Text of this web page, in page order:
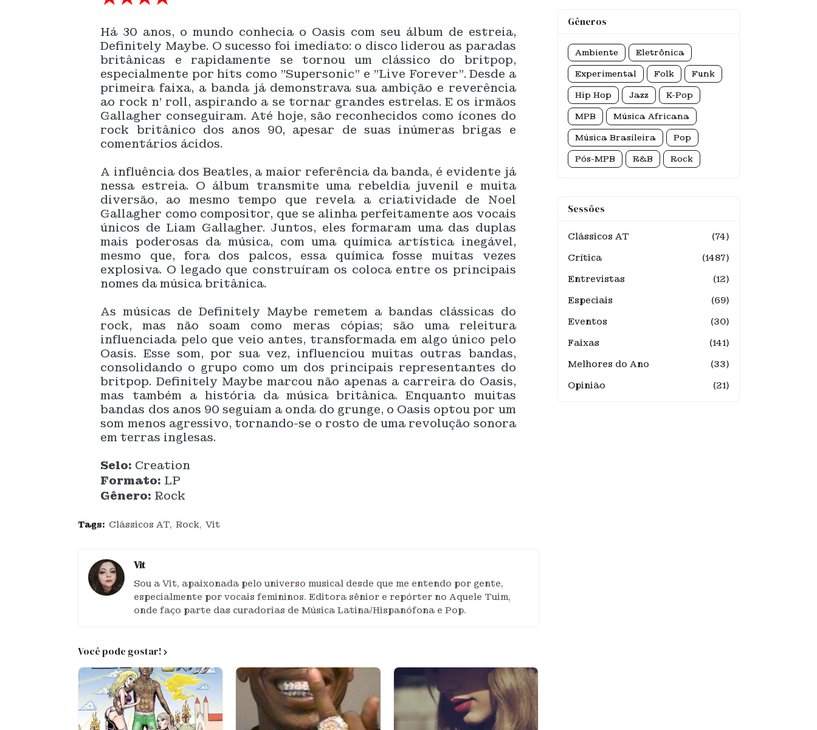
Há 30 anos, o mundo conhecia o Oasis com seu álbum de estreia,
Definitely Maybe. O sucesso foi imediato: o disco liderou as paradas
britânicas e rapidamente se tornou um clássico do britpop,
especialmente por hits como "Supersonic" e "Live Forever". Desde a
primeira faixa, a banda já demonstrava sua ambição e reverência
ao rock n' roll, aspirando a se tornar grandes estrelas. E os irmãos
Gallagher conseguiram. Até hoje, são reconhecidos como ícones do
rock britânico dos anos 90, apesar de suas inúmeras brigas e
comentários ácidos.
A influência dos Beatles, a maior referência da banda, é evidente já
nessa estreia. O álbum transmite uma rebeldia juvenil e muita
diversão, ao mesmo tempo que revela a criatividade de Noel
Gallagher como compositor, que se alinha perfeitamente aos vocais
únicos de Liam Gallagher. Juntos, eles formaram uma das duplas
mais poderosas da música, com uma química artística inegável,
mesmo que, fora dos palcos, essa química fosse muitas vezes
explosiva. O legado que construíram os coloca entre os principais
nomes da música britânica.
As músicas de Definitely Maybe remetem a bandas clássicas do
rock, mas não soam como meras cópias; são uma releitura
influenciada pelo que veio antes, transformada em algo único pelo
Oasis. Esse som, por sua vez, influenciou muitas outras bandas,
consolidando o grupo como um dos principais representantes do
britpop. Definitely Maybe marcou não apenas a carreira do Oasis,
mas também a história da música britânica. Enquanto muitas
bandas dos anos 90 seguiam a onda do grunge, o Oasis optou por um
som menos agressivo, tornando-se o rosto de uma revolução sonora
em terras inglesas.
Selo: Creation
Formato: LP
Gênero: Rock
Tags: Clássicos AT Rock Vit
Vit
Sou a Vit, apaixonada pelo universo musical desde que me entendo por gente,
especialmente por vocais femininos. Editora sênior e repórter no Aquele Tuim,
onde faço parte das curadorias de Música Latina/Hispanófona e Pop.
Você pode gostar!
Gêneros
Ambiente Eletrônica
Experimental Folk Funk
Hip Hop Jazz K-Pop
MPB Música Africana
Música Brasileira Pop
Pós-MPB R&B Rock
Sessões
Clássicos AT
(74)
Crítica
(1487)
Entrevistas
(12)
Especiais
(69)
Eventos
(30)
Faixas
(141)
Melhores do Ano
(33)
Opinião
(21)